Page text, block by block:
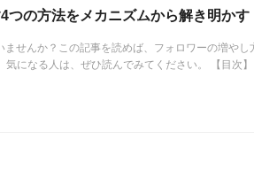
つの方法をメカニズムから解き明かす
せんか？この記事を読めば、フォロワーの増やし
気になる人は、ぜひ読んでみてください。 【目次